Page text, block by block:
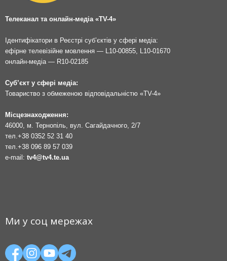
Телеканал та онлайн-медіа «TV-4»
Ідентифікатори в Реєстрі суб’єктів у сфері медіа:
ефірне телевізійне мовлення — L10-00855, L10-01670
онлайн-медіа — R10-02185
Суб’єкт у сфері медіа:
Товариство з обмеженою відповідальністю «TV-4»
Місцезнаходження:
46000, м. Тернопіль, вул. Сагайдачного, 2/7
тел. +38 0352 52 31 40
тел. +38 096 89 57 039
e-mail: tv4@tv4.te.ua
Ми у соц мережах